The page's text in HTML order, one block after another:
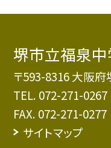
堺市立福泉
〒593-8316 大阪
TEL. 072-271-0267
FAX. 072-271-0277
サイトマップ